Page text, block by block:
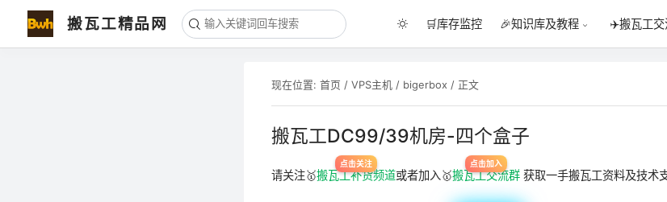
搬瓦工精品网 🛒库存监控 🎉知识库及教程 ✈️搬瓦工交
现在位置:首页 /VPS主机 / bigerbox / 正文
搬瓦工DC99/39机房-四个盒子
请关注🥇搬瓦工补货频道或者加入🥇搬瓦工交流群 获取一手搬瓦工资料及技术